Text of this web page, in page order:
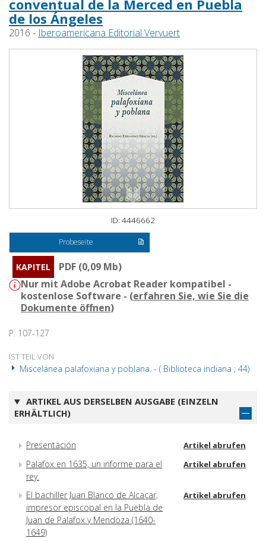
conventual de la Merced en Puebla
de los Ángeles
2016 - Iberoamericana Editorial Vervuert
ID: 4446662
Probeseite
KAPITEL
PDF (0,09 Mb)
Nur mit Adobe Acrobat Reader kompatibel -
kostenlose Software - (erfahren Sie, wie Sie die
Dokumente öffnen)
P. 107-127
IST TEIL VON
Miscelánea palafoxiana y poblana. - ( Biblioteca indiana ; 44)
ARTIKEL AUS DERSELBEN AUSGABE (EINZELN
ERHÄLTLICH)
Presentación Artikel abrufen
Palafox en 1635, un informe para el
rey.
Artikel abrufen
El bachiller Juan Blanco de Alcaçar,
impresor episcopal en la Puebla de
Juan de Palafox y Mendoza (1640-
1649)
Artikel abrufen